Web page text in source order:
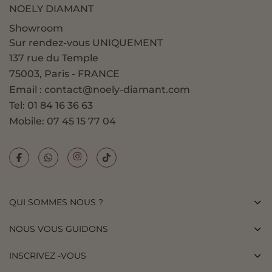
couleurs d’or 18k :
Or jaune
Or rose
Or blanc
0.80 carat
3.00 carats
Une alliance parfaite entre
NOELY DIAMANT
Showroom
Sur rendez-vous UNIQUEMENT
137 rue du Temple
75003, Paris - FRANCE
Email : contact@noely-diamant.com
Tel: 01 84 16 36 63
Mobile: 07 45 15 77 04
QUI SOMMES NOUS ?
NOUS VOUS GUIDONS
INSCRIVEZ -VOUS